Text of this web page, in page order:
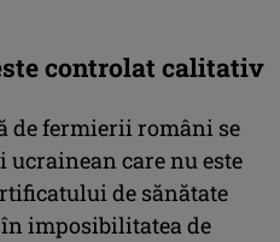
controlat calitativ
de fermierii români se
care nu este
de sănătate
imposibilitatea de